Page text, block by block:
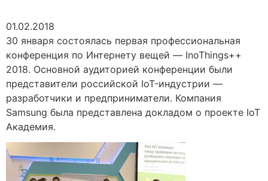
01.02.2018
30 января состоялась первая профессиональная
конференция по Интернету вещей — InoThings++
2018. Основной аудиторией конференции были
представители российской IoT-индустрии —
разработчики и предприниматели. Компания
Samsung была представлена докладом о проекте IoT
Академия.